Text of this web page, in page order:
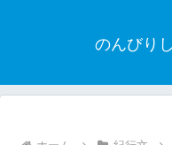
のんびり